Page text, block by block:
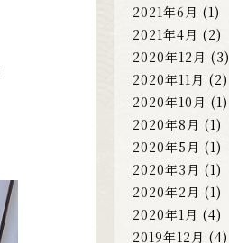
2021年6月 (1)
2021年4月 (2)
2020年12月 (3)
2020年11月 (2)
2020年10月 (1)
2020年8月 (1)
2020年5月 (1)
2020年3月 (1)
2020年2月 (1)
2020年1月 (4)
2019年12月 (4)